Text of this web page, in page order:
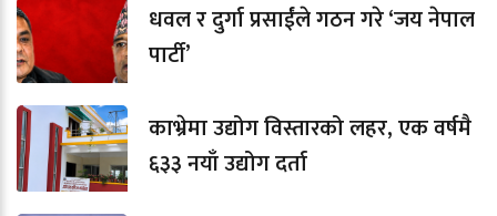
धवल र दुर्गा प्रसाईंले गठन गरे ‘जय नेपाल
पार्टी’
काभ्रेमा उद्योग विस्तारको लहर, एक वर्षमै
६३३ नयाँ उद्योग दर्ता